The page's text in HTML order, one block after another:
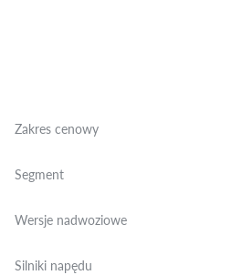
Zakres cenowy
Segment
Wersje nadwoziowe
Silniki napędu